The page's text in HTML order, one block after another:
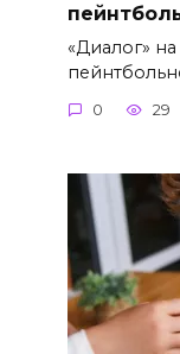
«Диалог»
0 29